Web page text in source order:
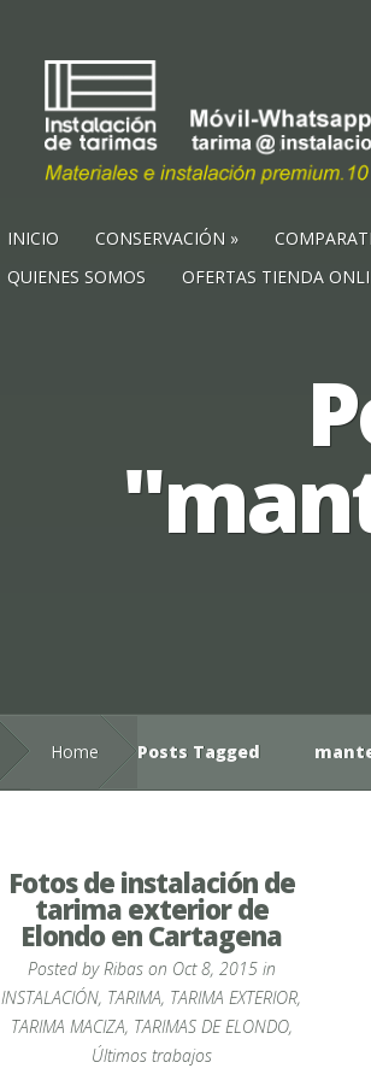
INICIO CONSERVACIÓN
QUIENES SOMOS
OFERTAS TIENDA
Home Posts Tagged
Fotos de instalación de
tarima exterior de
Elondo en Cartagena
Posted byRibason Oct 8, 2015 in
INSTALACIÓN, TARIMA, TARIMA EXTERIOR,
TARIMA MACIZA, TARIMAS DE ELONDO,
Últimos trabajos